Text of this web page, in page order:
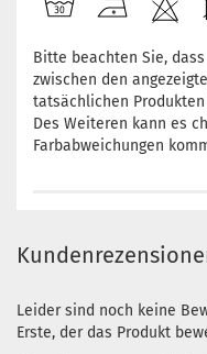
Bitte beachten Sie,
zwischen den
tatsächlichen
Des Weiteren kann es
Farbabweichungen
Leider sind noch keine
Erste, der das Produkt